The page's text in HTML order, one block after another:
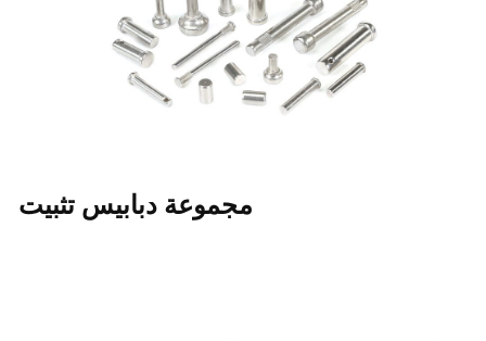
مجموعة دبابيس تثبيت